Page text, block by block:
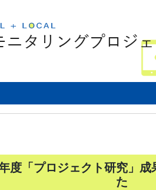
度「プロジェクト研究」
た